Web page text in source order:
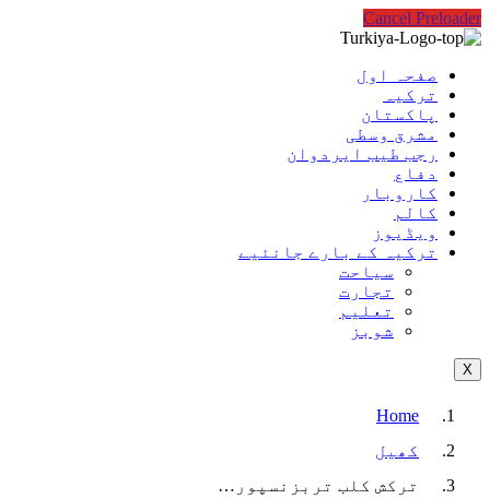
Cancel Preloader
صفحہ اول
ترکیہ
پاکستان
مشرق وسطی
رجب طیب ایردوان
دفاع
کاروبار
کالم
ویڈیوز
ترکیہ کے بارے جانئیے
سیاحت
تجارت
تعلیم
شوبز
X
Home
کھیل
ترکش کلب تربزنسپور…